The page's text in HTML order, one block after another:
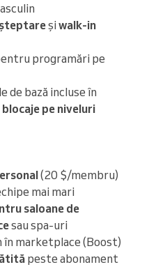
și walk-in
programări pe
bază incluse în
pe niveluri
(20 $/membru)
mai mari
saloane de
sau spa-uri
marketplace (Boost)
peste abonament